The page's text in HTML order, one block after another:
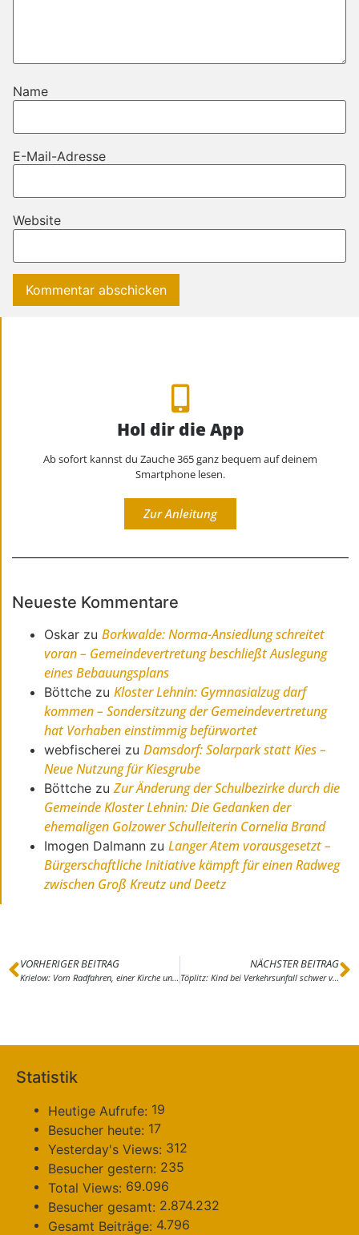
Name
E-Mail-Adresse
Website
Hol dir die App
Ab sofort kannst du Zauche 365 ganz bequem auf deinem
Smartphone lesen.
Zur Anleitung
Neueste Kommentare
Oskar zu Borkwalde: Norma-Ansiedlung schreitet
voran – Gemeindevertretung beschließt Auslegung
eines Bebauungsplans
Böttche zu Kloster Lehnin: Gymnasialzug darf
kommen – Sondersitzung der Gemeindevertretung
hat Vorhaben einstimmig befürwortet
webfischerei zu Damsdorf: Solarpark statt Kies –
Neue Nutzung für Kiesgrube
Böttche zuZur Änderung der Schulbezirke durch die
Gemeinde Kloster Lehnin: Die Gedanken der
ehemaligen Golzower Schulleiterin Cornelia Brand
Imogen Dalmann zu Langer Atem vorausgesetzt –
Bürgerschaftliche Initiative kämpft für einen Radweg
zwischen Groß Kreutz und Deetz
VORHERIGER BEITRAG
Krielow: Vom Radfahren, einer Kirche und optischen Telegraphen – 250 Kilometer sind schon ausgeschildert
NÄCHSTER BEITRAG
Töplitz: Kind bei Verkehrsunfall schwer verletzt
Statistik
Heutige Aufrufe: 19
Besucher heute: 17
Yesterday's Views: 312
Besucher gestern: 235
Total Views: 69.096
Besucher gesamt: 2.874.232
Gesamt Beiträge: 4.796